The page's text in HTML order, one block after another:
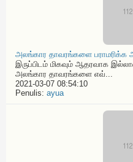
அலங்கார தாவரங்களை பராமரிக்க
இருப்பிடம் மிகவும் ஆதரவாக
அலங்கார தாவரங்களை எவ்...
2021-03-07 08:54:10
Penulis: ayua